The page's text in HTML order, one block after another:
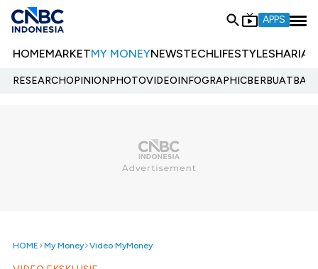
APPS
HOMEMARKETMY MONEYNEWSTECHLIFESTYLESHARIA
RESEARCHOPINIONPHOTOVIDEOINFOGRAPHIC
HOME My Money Video MyMoney